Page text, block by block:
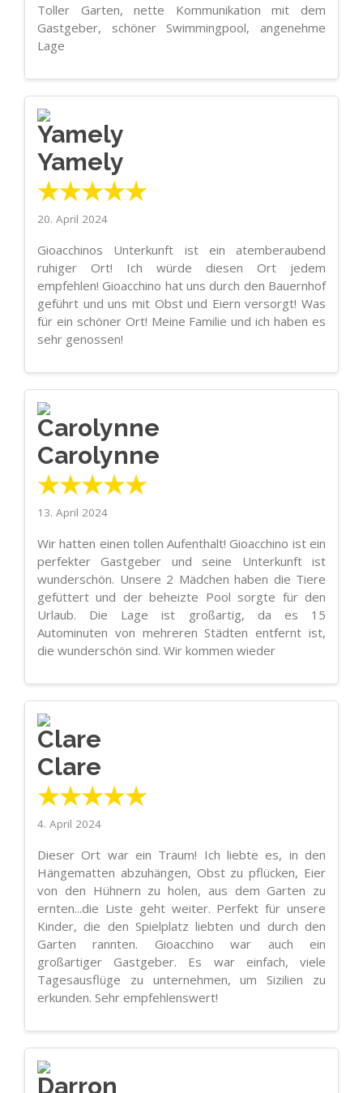
Toller Garten, nette Kommunikation mit dem
Gastgeber, schöner Swimmingpool, angenehme
Lage
Yamely
★★★★★
20. April 2024
Gioacchinos Unterkunft ist ein atemberaubend
ruhiger Ort! Ich würde diesen Ort jedem
empfehlen! Gioacchino hat uns durch den Bauernhof
geführt und uns mit Obst und Eiern versorgt! Was
für ein schöner Ort! Meine Familie und ich haben es
sehr genossen!
Carolynne
★★★★★
13. April 2024
Wir hatten einen tollen Aufenthalt! Gioacchino ist ein
perfekter Gastgeber und seine Unterkunft ist
wunderschön. Unsere 2 Mädchen haben die Tiere
gefüttert und der beheizte Pool sorgte für den
Urlaub. Die Lage ist großartig, da es 15
Autominuten von mehreren Städten entfernt ist,
die wunderschön sind. Wir kommen wieder
Clare
★★★★★
4. April 2024
Dieser Ort war ein Traum! Ich liebte es, in den
Hängematten abzuhängen, Obst zu pflücken, Eier
von den Hühnern zu holen, aus dem Garten zu
ernten...die Liste geht weiter. Perfekt für unsere
Kinder, die den Spielplatz liebten und durch den
Garten rannten. Gioacchino war auch ein
großartiger Gastgeber. Es war einfach, viele
Tagesausflüge zu unternehmen, um Sizilien zu
erkunden. Sehr empfehlenswert!